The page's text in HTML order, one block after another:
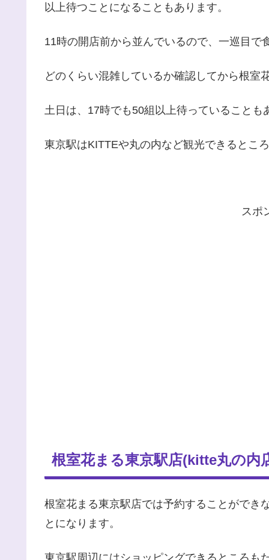
以上待つことになることもあります。
11時の開店前から並んでいるので、一巡目
どのくらい混雑しているか確認してから根室
土日は、17時でも50組以上待っていることも
東京駅はKITTEや丸の内など観光できるとこ
スポ
根室花まる東京駅店(kitte丸の内
根室花まる東京駅店では予約することができ
とになります。